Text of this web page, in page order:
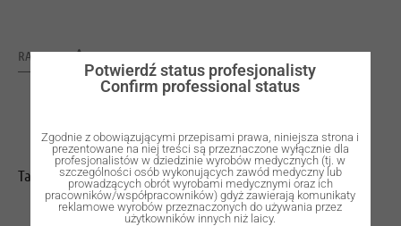
RATING: 0
Tap for C4008.
Potwierdź status profesjonalisty
Confirm professional status
Zgodnie z obowiązującymi przepisami prawa, niniejsza strona i
prezentowane na niej treści są przeznaczone wyłącznie dla
profesjonalistów w dziedzinie wyrobów medycznych (tj. w
szczególności osób wykonujących zawód medyczny lub
prowadzących obrót wyrobami medycznymi oraz ich
pracowników/współpracowników) gdyż zawierają komunikaty
reklamowe wyrobów przeznaczonych do używania przez
użytkowników innych niż laicy.